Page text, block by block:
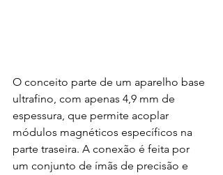
O conceito parte de um aparelho base
ultrafino, com apenas 4,9 mm de
espessura, que permite acoplar
módulos magnéticos específicos na
parte traseira. A conexão é feita por
um conjunto de ímãs de precisão e